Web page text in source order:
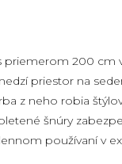
200 cm
priestor na
z neho robia
šnúry
používaní v